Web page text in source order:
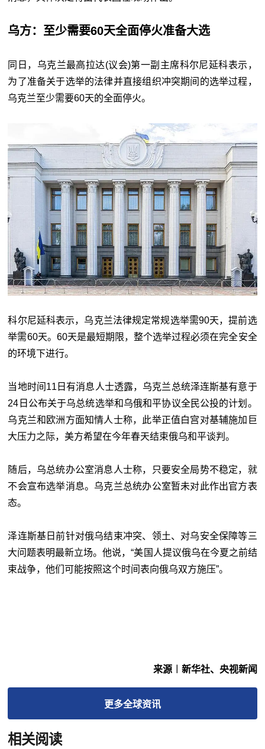
乌方：至少需要60天全面停火准备大选
同日，乌克兰最高拉达(议会)第一副主席科尔尼延科表示，
为了准备关于选举的法律并直接组织冲突期间的选举过程，
乌克兰至少需要60天的全面停火。
科尔尼延科表示，乌克兰法律规定常规选举需90天，提前选
举需60天。60天是最短期限，整个选举过程必须在完全安全
的环境下进行。
当地时间11日有消息人士透露，乌克兰总统泽连斯基有意于
24日公布关于乌总统选举和乌俄和平协议全民公投的计划。
乌克兰和欧洲方面知情人士称，此举正值白宫对基辅施加巨
大压力之际，美方希望在今年春天结束俄乌和平谈判。
随后，乌总统办公室消息人士称，只要安全局势不稳定，就
不会宣布选举消息。乌克兰总统办公室暂未对此作出官方表
态。
泽连斯基日前针对俄乌结束冲突、领土、对乌安全保障等三
大问题表明最新立场。他说，“美国人提议俄乌在今夏之前结
束战争，他们可能按照这个时间表向俄乌双方施压”。
来源︱新华社、央视新闻
更多全球资讯
相关阅读